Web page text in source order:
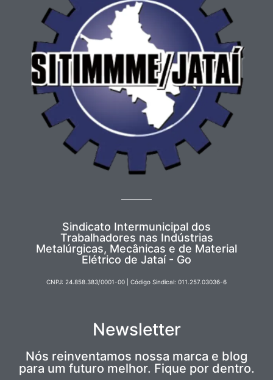
Newsletter
Nós reinventamos nossa marca e blog
para um futuro melhor. Fique por dentro.
Sindicato Intermunicipal dos
Trabalhadores nas Indústrias
Metalúrgicas, Mecânicas e de Material
Elétrico de Jataí - Go
CNPJ: 24.858.383/0001-00 | Código Sindical: 011.257.03036-6